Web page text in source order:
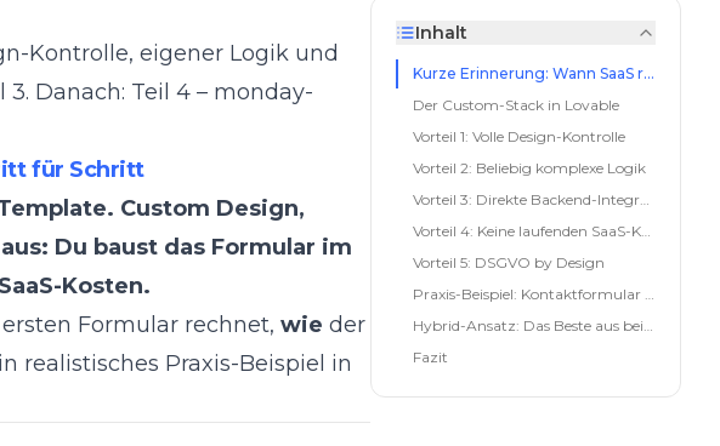
Kontrolle, eigener Logik und
3. Danach: Teil 4 – monday-
für Schritt
Custom Design,
Du baust das Formular im
Kosten.
Formular rechnet, wie der
realistisches Praxis-Beispiel in
Inhalt
Kurze Erinnerung: Wann SaaS reicht
Der Custom-Stack in Lovable
Vorteil 1: Volle Design-Kontrolle
Vorteil 2: Beliebig komplexe Logik
Vorteil 3: Direkte Backend-Integration
Vorteil 4: Keine laufenden SaaS-Kosten
Vorteil 5: DSGVO by Design
Praxis-Beispiel: Kontaktformular in 10 Minuten
Hybrid-Ansatz: Das Beste aus beiden Welten
Fazit